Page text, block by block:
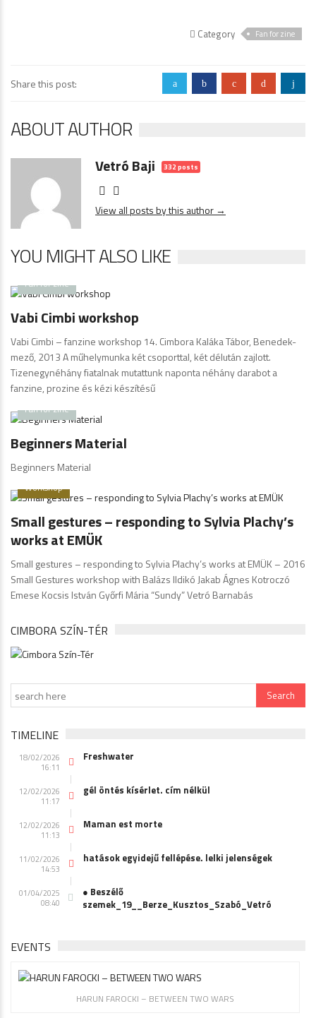
Category Fan for zine
Share this post: a b c d j
ABOUT AUTHOR
Vetró Baji 332 posts
View all posts by this author →
YOU MIGHT ALSO LIKE
Fan for zine
Vabi Cimbi workshop
Vabi Cimbi – fanzine workshop 14. Cimbora Kaláka Tábor, Benedek-
mező, 2013 A műhelymunka két csoporttal, két délután zajlott.
Tizenegynéhány fiatalnak mutattunk naponta néhány darabot a
fanzine, prozine és kézi készítésű
Fan for zine
Beginners Material
Beginners Material
Workshop
Small gestures – responding to Sylvia Plachy’s
works at EMÜK
Small gestures – responding to Sylvia Plachy’s works at EMÜK – 2016
Small Gestures workshop with Balázs Ildikó Jakab Ágnes Kotroczó
Emese Kocsis István Győrfi Mária “Sundy” Vetró Barnabás
CIMBORA SZÍN-TÉR
TIMELINE
18/02/2026
16:11
Freshwater
12/02/2026
11:17
gél öntés kísérlet. cím nélkül
12/02/2026
11:13
Maman est morte
11/02/2026
14:53
hatások egyidejű fellépése. lelki jelenségek
01/04/2025
08:40
● Beszélő
szemek_19__Berze_Kusztos_Szabó_Vetró
EVENTS
HARUN FAROCKI – BETWEEN TWO WARS